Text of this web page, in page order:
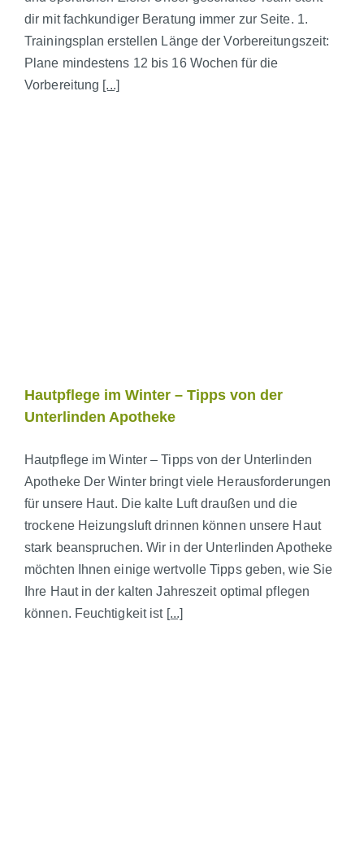
dir mit fachkundiger Beratung immer zur Seite. 1.
Trainingsplan erstellen Länge der Vorbereitungszeit:
Plane mindestens 12 bis 16 Wochen für die
Vorbereitung [...]
Hautpflege im Winter – Tipps von der
Unterlinden Apotheke
Hautpflege im Winter – Tipps von der Unterlinden
Apotheke Der Winter bringt viele Herausforderungen
für unsere Haut. Die kalte Luft draußen und die
trockene Heizungsluft drinnen können unsere Haut
stark beanspruchen. Wir in der Unterlinden Apotheke
möchten Ihnen einige wertvolle Tipps geben, wie Sie
Ihre Haut in der kalten Jahreszeit optimal pflegen
können. Feuchtigkeit ist [...]